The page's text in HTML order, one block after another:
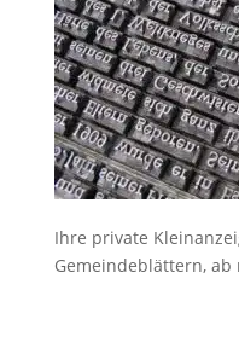
Ihre private
Gemeindeblättern, ab